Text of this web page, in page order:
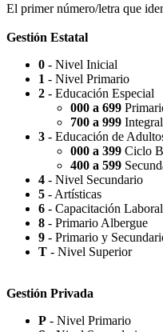
Capilla Beato Carlo Acutis (en
Patio del Centro
El primer número/letra que
Gestión Estatal
0 - Nivel Inicial
1 - Nivel Primario
2 - Educación Especial
000 a 699
700 a 999 Integral
3 - Educación de
000 a 399 Ciclo
400 a 599
4 - Nivel Secundario
5 - Artísticas
6 - Capacitación Laboral
8 - Primario Albergue
9 - Primario y
T - Nivel Superior
Gestión Privada
P - Nivel Primario